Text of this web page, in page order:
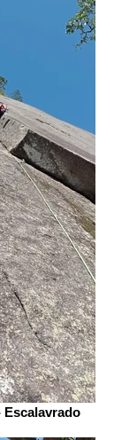
Escalavrado